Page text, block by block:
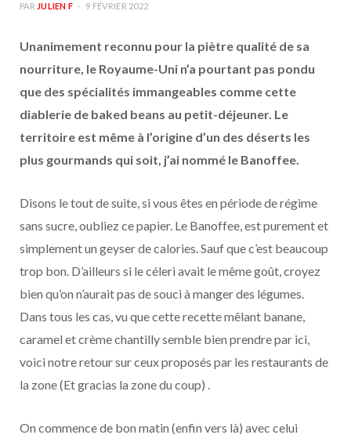
PAR JULIEN F 9 FÉVRIER 2022
Unanimement reconnu pour la piètre qualité de sa
nourriture, le Royaume-Uni n’a pourtant pas pondu
que des spécialités immangeables comme cette
diablerie de baked beans au petit-déjeuner. Le
territoire est même à l’origine d’un des déserts les
plus gourmands qui soit, j’ai nommé le Banoffee.
Disons le tout de suite, si vous êtes en période de régime
sans sucre, oubliez ce papier. Le Banoffee, est purement et
simplement un geyser de calories. Sauf que c’est beaucoup
trop bon. D’ailleurs si le céleri avait le même goût, croyez
bien qu’on n’aurait pas de souci à manger des légumes.
Dans tous les cas, vu que cette recette mêlant banane,
caramel et crème chantilly semble bien prendre par ici,
voici notre retour sur ceux proposés par les restaurants de
la zone (Et gracias la zone du coup) .
On commence de bon matin (enfin vers là) avec celui